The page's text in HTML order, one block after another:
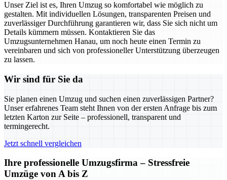
Unser Ziel ist es, Ihren Umzug so komfortabel wie möglich zu
gestalten. Mit individuellen Lösungen, transparenten Preisen und
zuverlässiger Durchführung garantieren wir, dass Sie sich nicht um
Details kümmern müssen. Kontaktieren Sie das
Umzugsunternehmen Hanau, um noch heute einen Termin zu
vereinbaren und sich von professioneller Unterstützung überzeugen
zu lassen.
Wir sind für Sie da
Sie planen einen Umzug und suchen einen zuverlässigen Partner?
Unser erfahrenes Team steht Ihnen von der ersten Anfrage bis zum
letzten Karton zur Seite – professionell, transparent und
termingerecht.
Jetzt schnell vergleichen
Ihre professionelle Umzugsfirma – Stressfreie
Umzüge von A bis Z